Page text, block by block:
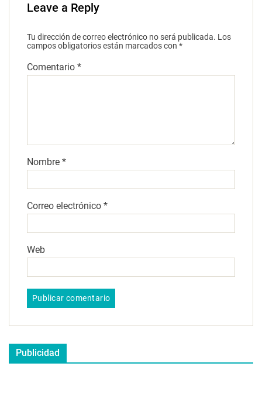
Leave a Reply
Tu dirección de correo electrónico no será publicada. Los
campos obligatorios están marcados con *
Comentario *
Nombre *
Correo electrónico *
Web
Publicidad